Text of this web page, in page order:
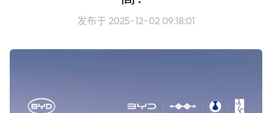
发布于 2025-12-02 09:18:01